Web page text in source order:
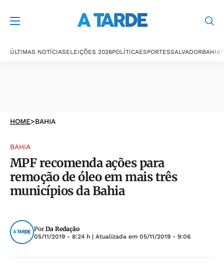
ÚLTIMAS NOTÍCIASELEIÇÕES 2026POLÍTICAESPORTESSALVADORBAHIA
HOME>BAHIA
BAHIA
MPF recomenda ações para
remoção de óleo em mais três
municípios da Bahia
Por Da Redação
05/11/2019 - 8:24 h | Atualizada em 05/11/2019 - 9:06